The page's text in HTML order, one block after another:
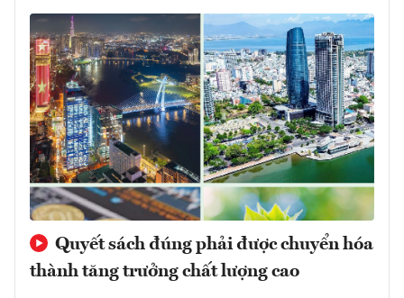
Quyết sách đúng phải được chuyển hóa
thành tăng trưởng chất lượng cao